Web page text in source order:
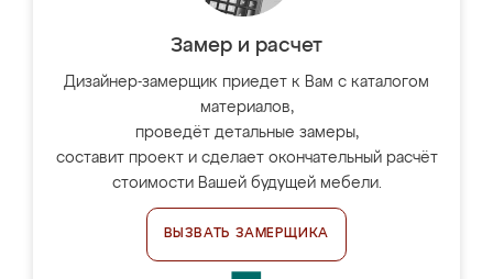
Замер и расчет
Дизайнер-замерщик приедет к Вам с каталогом
материалов,
проведёт детальные замеры,
составит проект и сделает окончательный расчёт
стоимости Вашей будущей мебели.
ВЫЗВАТЬ ЗАМЕРЩИКА